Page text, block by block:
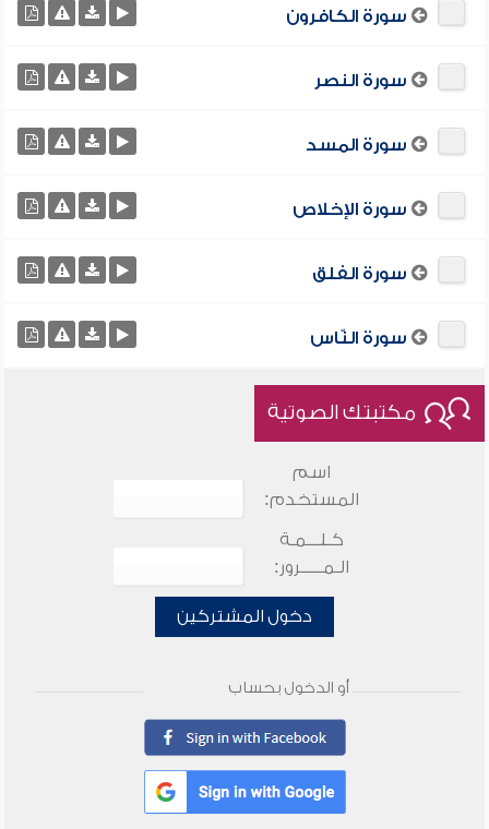
سورة الكافرون
سورة النصر
سورة المسد
سورة الإخلاص
سورة الفلق
سورة النّاس
مكتبتك الصوتية
اسم
المستخدم:
كـلـــمـة
الـمـــــرور:
دخول المشتركين
أو الدخول بحساب